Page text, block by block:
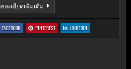
ละเอียดเพิ่มเติม AUSLOGICS
DISK
DEFRAG
5.4.0.0
FACEBOOK:
AUSLOGICS
DISK
PINTEREST:
AUSLOGICS
DISK
LINKEDIN:
AUSLOGICS
DISK